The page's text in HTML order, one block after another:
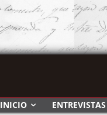
INICIO ENTREVISTAS